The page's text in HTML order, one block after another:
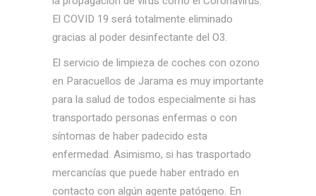
El COVID 19 será totalmente eliminado
gracias al poder desinfectante del O3.
El servicio de limpieza de coches con ozono
en Paracuellos de Jarama es muy importante
para la salud de todos especialmente si has
transportado personas enfermas o con
síntomas de haber padecido esta
enfermedad. Asimismo, si has trasportado
mercancías que puede haber entrado en
contacto con algún agente patógeno. En